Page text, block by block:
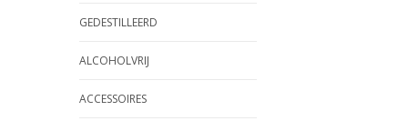
GEDESTILLEERD
ALCOHOLVRIJ
ACCESSOIRES